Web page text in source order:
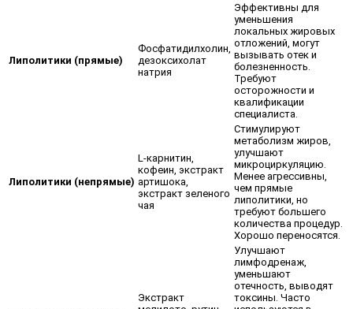
Липолитики (прямые)
Фосфатидилхолин,
дезоксихолат
натрия
Эффективны для
уменьшения
локальных жировых
отложений, могут
вызывать отек и
болезненность.
Требуют
осторожности и
квалификации
специалиста.
Липолитики (непрямые)
L-карнитин,
кофеин, экстракт
артишока,
экстракт зеленого
чая
Стимулируют
метаболизм жиров,
улучшают
микроциркуляцию.
Менее агрессивны,
чем прямые
липолитики, но
требуют большего
количества процедур.
Хорошо переносятся.
Экстракт
Улучшают
лимфодренаж,
уменьшают
отечность, выводят
токсины. Часто